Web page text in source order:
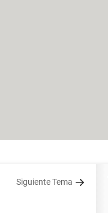
Siguiente Tema